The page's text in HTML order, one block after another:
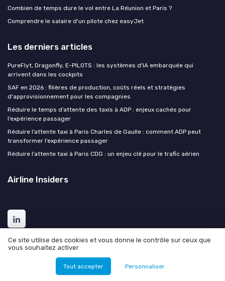
Combien de temps dure le vol entre La Réunion et Paris ?
Comprendre le salaire d'un pilote chez easyJet
Les derniers articles
PureFlyt, Dragonfly, E-PILOTS : les systèmes d'IA embarquée qui
arrivent dans les cockpits
SAF en 2026 : filières de production, coûts réels et stratégies
d'approvisionnement pour les compagnies
Réduire le temps d’attente des taxis à ADP : enjeux cachés pour
l’expérience passager
Réduire l’attente taxi à Paris Charles de Gaulle : comment ADP peut
transformer l’expérience passager
Réduire l’attente taxi à Paris CDG : un enjeu clé pour le trafic aérien
Airline Insiders
Mentions légales Politique de confidentialité
Ce site utilise des cookies et vous donne le contrôle sur ceux que
vous souhaitez activer
Tout accepter Personnaliser